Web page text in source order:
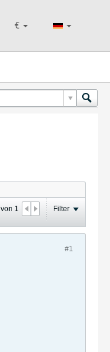
€
von 1 Filter
#1